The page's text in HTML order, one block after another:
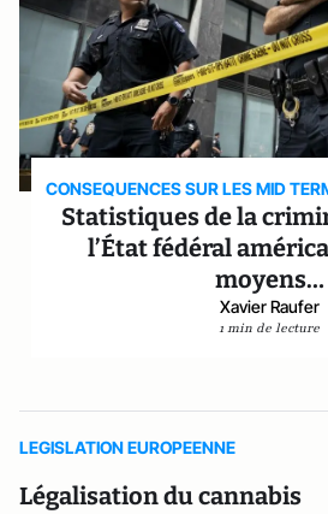
CONSEQUENCES SUR LES MID
Statistiques de la
l’État fédéral
moyens…
Xavier Raufer
1 min de lecture
LEGISLATION EUROPEENNE
Légalisation du cannabis